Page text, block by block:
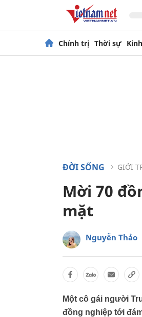
Chính trị Thời sự
ĐỜI SỐNG GIỚI
Mời 70
mặt
Nguyễn Thảo
Một cô gái người
đồng nghiệp tới